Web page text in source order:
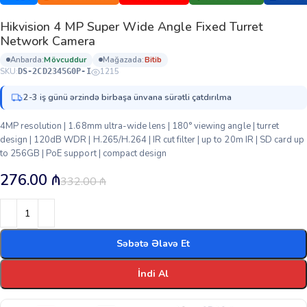
Hikvision 4 MP Super Wide Angle Fixed Turret
Network Camera
anbarda: mövcuddur mağazada:
bi̇ti̇b
SKU:DS-2CD2345G0P-I 1215
2-3 iş günü ərzində birbaşa ünvana sürətli çatdırılma
4MP resolution | 1.68mm ultra-wide lens | 180° viewing angle | turret
design | 120dB WDR | H.265/H.264 | IR cut filter | up to 20m IR | SD card up
to 256GB | PoE support | compact design
332.00₼
276.00 ₼
Səbətə Əlavə Et
İndi Al